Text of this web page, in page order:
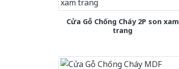
Cửa Gỗ Chống Cháy 2P son xam
trang